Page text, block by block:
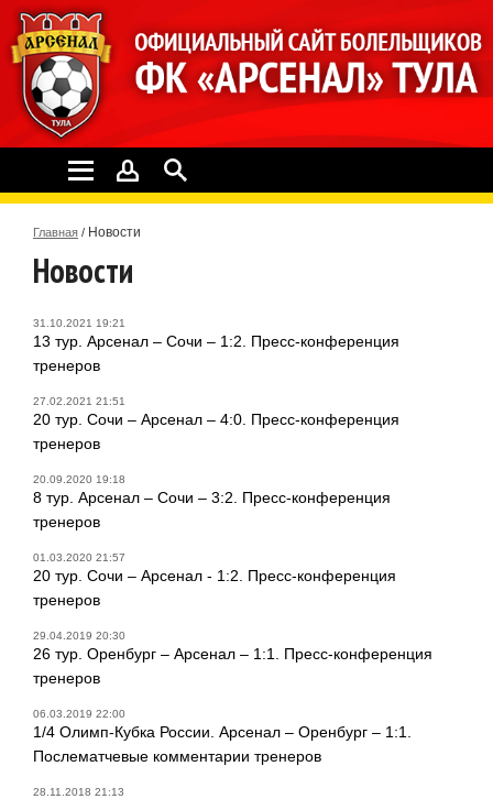
Главная / Новости
Новости
31.10.2021 19:21
13 тур. Арсенал – Сочи – 1:2. Пресс-конференция
тренеров
27.02.2021 21:51
20 тур. Сочи – Арсенал – 4:0. Пресс-конференция
тренеров
20.09.2020 19:18
8 тур. Арсенал – Сочи – 3:2. Пресс-конференция
тренеров
01.03.2020 21:57
20 тур. Сочи – Арсенал - 1:2. Пресс-конференция
тренеров
29.04.2019 20:30
26 тур. Оренбург – Арсенал – 1:1. Пресс-конференция
тренеров
06.03.2019 22:00
1/4 Олимп-Кубка России. Арсенал – Оренбург – 1:1.
Послематчевые комментарии тренеров
28.11.2018 21:13